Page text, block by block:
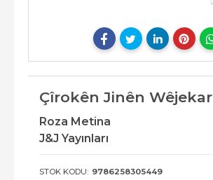
Çîrokên Jinên Wêjekar
Roza Metina
J&J Yayınları
STOK KODU: 9786258305449